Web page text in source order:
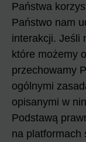
Państwa
Państwo nam
interakcji. Jeśli
które możemy
przechowamy
ogólnymi
opisanymi w
Podstawą
na platformach